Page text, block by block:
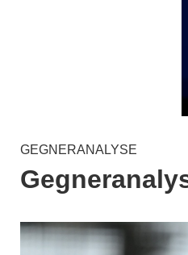
GEGNERANALYSE